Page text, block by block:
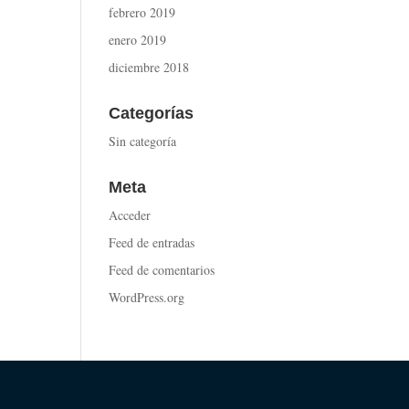
febrero 2019
enero 2019
diciembre 2018
Categorías
Sin categoría
Meta
Acceder
Feed de entradas
Feed de comentarios
WordPress.org